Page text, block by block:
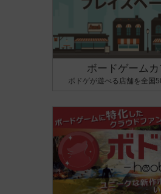
ボードゲーム
ボドゲが遊べる店舗を全国